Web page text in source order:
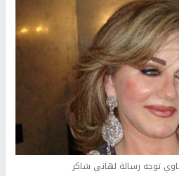
توجه رسالة لهاني شاكر